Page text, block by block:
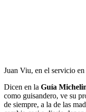
Juan Viu, en el servicio
Dicen en la Guía
como guisandero, ve su
de siempre, a la de las